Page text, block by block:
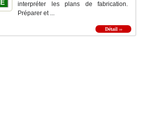
interpréter les plans de fabrication.
Préparer et ...
Détail ››